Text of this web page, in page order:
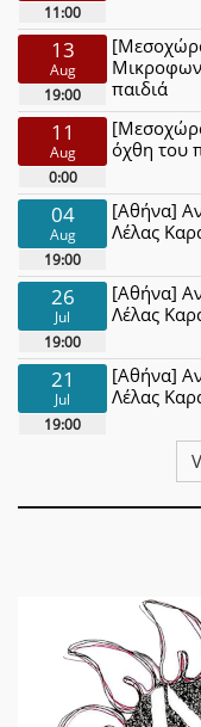
11:00
13
Aug
19:00
παιδιά
11
Aug
0:00
όχθη του
04
Aug
19:00
[Αθήνα]
Λέλας
26
Jul
19:00
[Αθήνα]
Λέλας
21
Jul
19:00
[Αθήνα]
Λέλας